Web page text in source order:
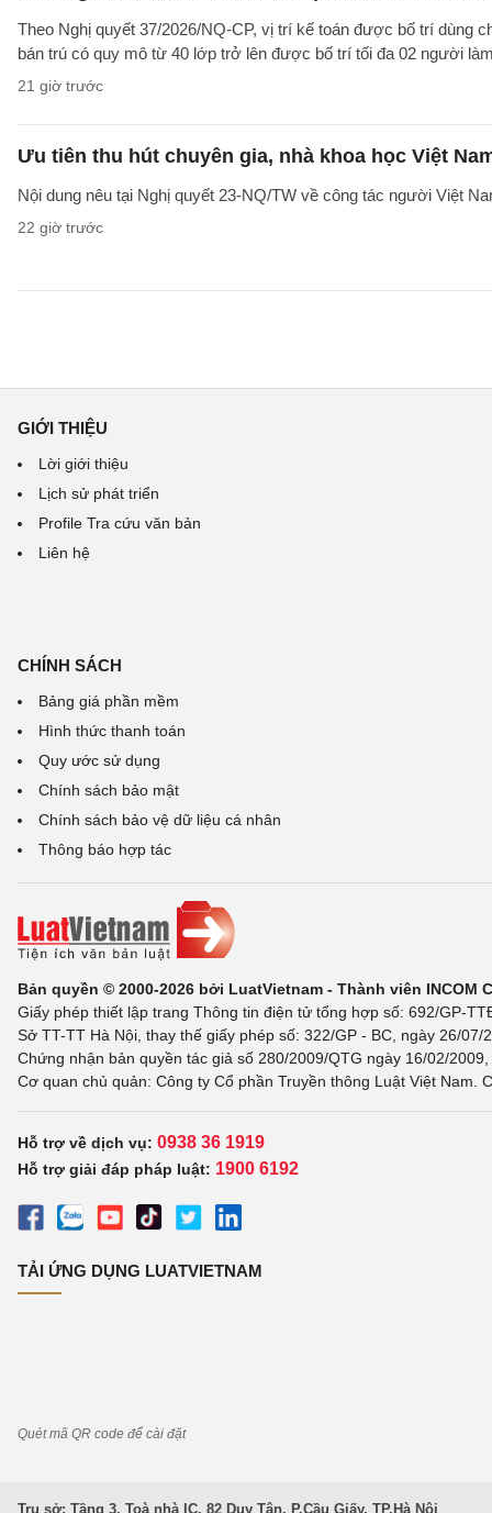
Theo Nghị quyết 37/2026/NQ-CP, vị trí kế toán được bố trí dùng
bán trú có quy mô từ 40 lớp trở lên được bố trí tối đa 02 người
21 giờ trước
Ưu tiên thu hút chuyên gia, nhà khoa học Việt
Nội dung nêu tại Nghị quyết 23-NQ/TW về công tác người Việt
22 giờ trước
GIỚI THIỆU
Lời giới thiệu
Lịch sử phát triển
Profile Tra cứu văn bản
Liên hệ
CHÍNH SÁCH
Bảng giá phần mềm
Hình thức thanh toán
Quy ước sử dụng
Chính sách bảo mật
Chính sách bảo vệ dữ liệu cá nhân
Thông báo hợp tác
Bản quyền © 2000-2026 bởi LuatVietnam - Thành viên INCOM
Giấy phép thiết lập trang Thông tin điện tử tổng hợp số: 692/GP-
Sở TT-TT Hà Nội, thay thế giấy phép số: 322/GP - BC, ngày 26/
Chứng nhận bản quyền tác giả số 280/2009/QTG ngày 16/02/
Cơ quan chủ quản: Công ty Cổ phần Truyền thông Luật Việt Nam.
Hỗ trợ về dịch vụ: 0938 36 1919
Hỗ trợ giải đáp pháp luật: 1900 6192
TẢI ỨNG DỤNG LUATVIETNAM
Quét mã QR code để cài đặt
Trụ sở: Tầng 3, Toà nhà IC, 82 Duy Tân, P.Cầu Giấy, TP.Hà Nội